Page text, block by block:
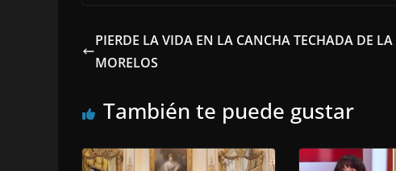
PIERDE LA VIDA EN LA CANCHA TECHADA DE LA
MORELOS
También te puede gustar